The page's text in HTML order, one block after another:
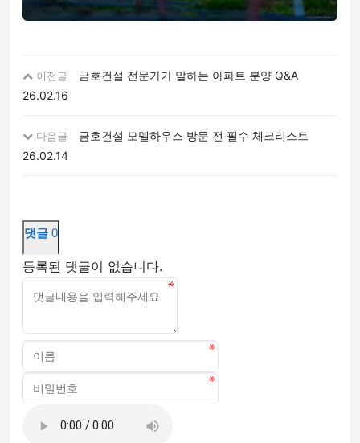
이전글
금호건설 전문가가 말하는 아파트 분양 Q&A
26.02.16
다음글
금호건설 모델하우스 방문 전 필수 체크리스트
26.02.14
댓글 0
등록된 댓글이 없습니다.